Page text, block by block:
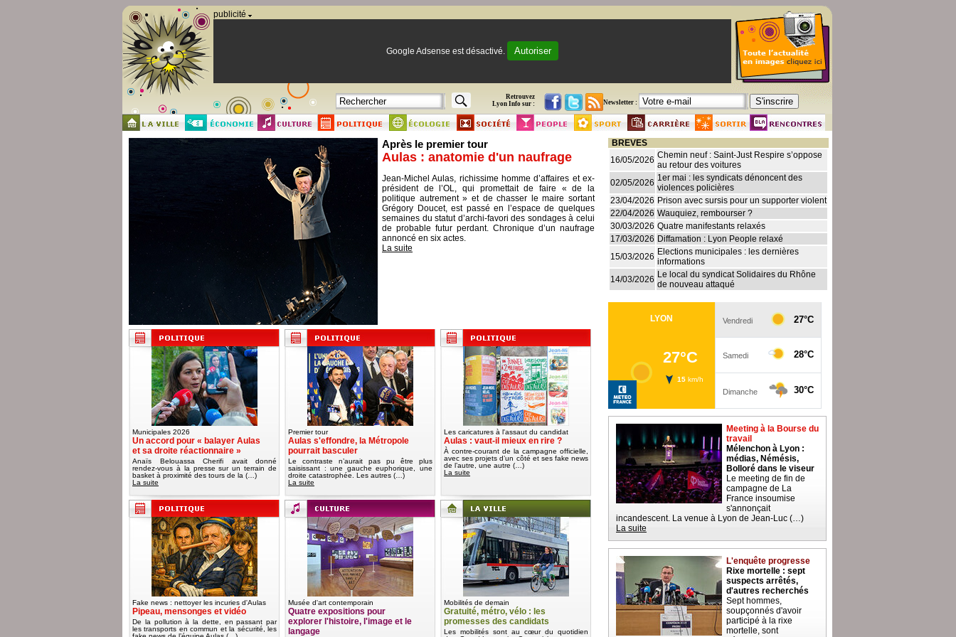
publicité
Google Adsense est désactivé. Autoriser
Retrouvez
Lyon Info sur :
Newsletter :
Après le premier tour
Aulas : anatomie d'un naufrage
Jean-Michel Aulas, richissime homme d’affaires et ex-
président de l’OL, qui promettait de faire « de la
politique autrement » et de chasser le maire sortant
Grégory Doucet, est passé en l’espace de quelques
semaines du statut d’archi-favori des sondages à celui
de probable futur perdant. Chronique d’un naufrage
annoncé en six actes.
La suite
Municipales 2026
Un accord pour « balayer Aulas
et sa droite réactionnaire »
Anaïs Belouassa Cherifi avait donné
rendez-vous à la presse sur un terrain de
basket à proximité des tours de la (…)
La suite
Premier tour
Aulas s'effondre, la Métropole
pourrait basculer
Le contraste n’aurait pas pu être plus
saisissant : une gauche euphorique, une
droite catastrophée. Les autres (…)
La suite
Les caricatures à l'assaut du candidat
Aulas : vaut-il mieux en rire ?
À contre-courant de la campagne officielle,
avec ses projets d’un côté et ses fake news
de l’autre, une autre (…)
La suite
Fake news : nettoyer les incuries d'Aulas
Pipeau, mensonges et vidéo
De la pollution à la dette, en passant par
les transports en commun et la sécurité, les
Musée d'art contemporain
Quatre expositions pour
explorer l'histoire, l'image et le
langage
Mobilités de demain
Gratuité, métro, vélo : les
promesses des candidats
Les mobilités sont au cœur du quotidien
BREVES
16/05/2026 Chemin neuf : Saint-Just Respire s’oppose
au retour des voitures
02/05/2026 1er mai : les syndicats dénoncent des
violences policières
23/04/2026 Prison avec sursis pour un supporter violent
22/04/2026 Wauquiez, rembourser ?
30/03/2026 Quatre manifestants relaxés
17/03/2026 Diffamation : Lyon People relaxé
15/03/2026 Elections municipales : les dernières
informations
14/03/2026 Le local du syndicat Solidaires du Rhône
de nouveau attaqué
Meeting à la Bourse du
travail
Mélenchon à Lyon :
médias, Némésis,
Bolloré dans le viseur
Le meeting de fin de
campagne de La
France insoumise
s'annonçait
incandescent. La venue à Lyon de Jean-Luc (…)
La suite
L'enquête progresse
Rixe mortelle : sept
suspects arrêtés,
d'autres recherchés
Sept hommes,
soupçonnés d'avoir
participé à la rixe
mortelle, sont
Panneau de gestion des cookies